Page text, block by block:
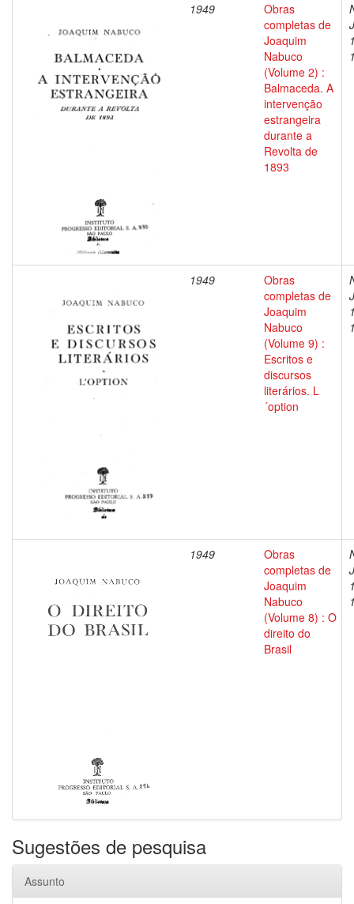
1949
Obras
completas de
Joaquim
Nabuco
(Volume 2) :
Balmaceda. A
intervenção
estrangeira
durante a
Revolta de
1893
1949
Obras
completas de
Joaquim
Nabuco
(Volume 9) :
Escritos e
discursos
literários. L
´option
1949
Obras
completas de
Joaquim
Nabuco
(Volume 8) : O
direito do
Brasil
Sugestões de pesquisa
Assunto